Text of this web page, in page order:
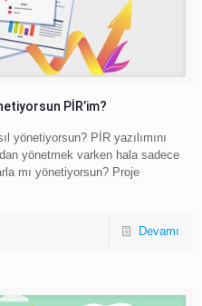
PİR’im?
yönetiyorsun? PİR yazılımını
yönetmek varken hala sadece
mı yönetiyorsun? Proje
Devamı